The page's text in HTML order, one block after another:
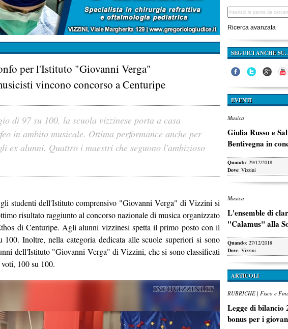
per l'Istituto "Giovanni Verga"
vincono concorso a Centuripe
di 97 su 100, la scuola vizzinese porta a casa
in ambito musicale. Ottima performance anche per
ex alunni. Quattro i maestri che seguono l'ambizioso
studenti dell'Istituto comprensivo "Giovanni Verga" di Vizzini si
risultato raggiunto al concorso nazionale di musica organizzato
di Centuripe. Agli alunni vizzinesi spetta il primo posto con il
100. Inoltre, nella categoria dedicata alle scuole superiori si sono
dell'Istituto "Giovanni Verga" di Vizzini, che si sono classificati
100 su 100.
Ricerca avanzata
SEGUICI ANCHE
EVENTI
Musica
Giulia Russo e
Bentivegna in
Quando: 29/12/2018
Dove: Vizzini
Musica
L'ensemble di
"Calamus" alla
Quando: 27/12/2018
Dove: Vizzini
ARTICOLI
RUBRICHE | Fisco e
Legge di bilancio
bonus per i